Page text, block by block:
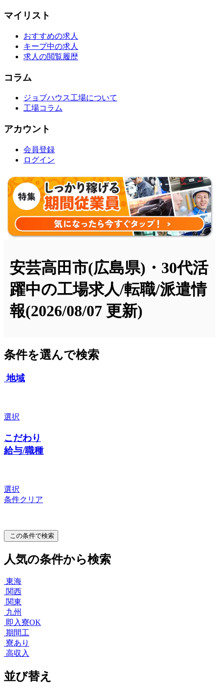
マイリスト
おすすめの求人
キープ中の求人
求人の閲覧履歴
コラム
ジョブハウス工場について
工場コラム
アカウント
会員登録
ログイン
安芸高田市(広島県)・30代活
躍中の工場求人/転職/派遣情
報(2026/08/07 更新)
条件を選んで検索
地域
選択
こだわり
給与/職種
選択
条件クリア
この条件で検索
人気の条件から検索
東海
関西
関東
九州
即入寮OK
期間工
寮あり
高収入
並び替え